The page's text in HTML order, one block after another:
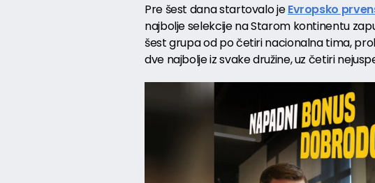
Pre šest dana startovalo jeEvropsko
najbolje selekcije na Starom kontinentu
šest grupa od po četiri nacionalna tima,
dve najbolje iz svake družine, uz četiri